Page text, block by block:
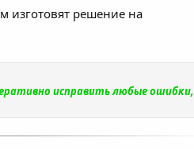
изготовят решение на
исправить любые ошибки,